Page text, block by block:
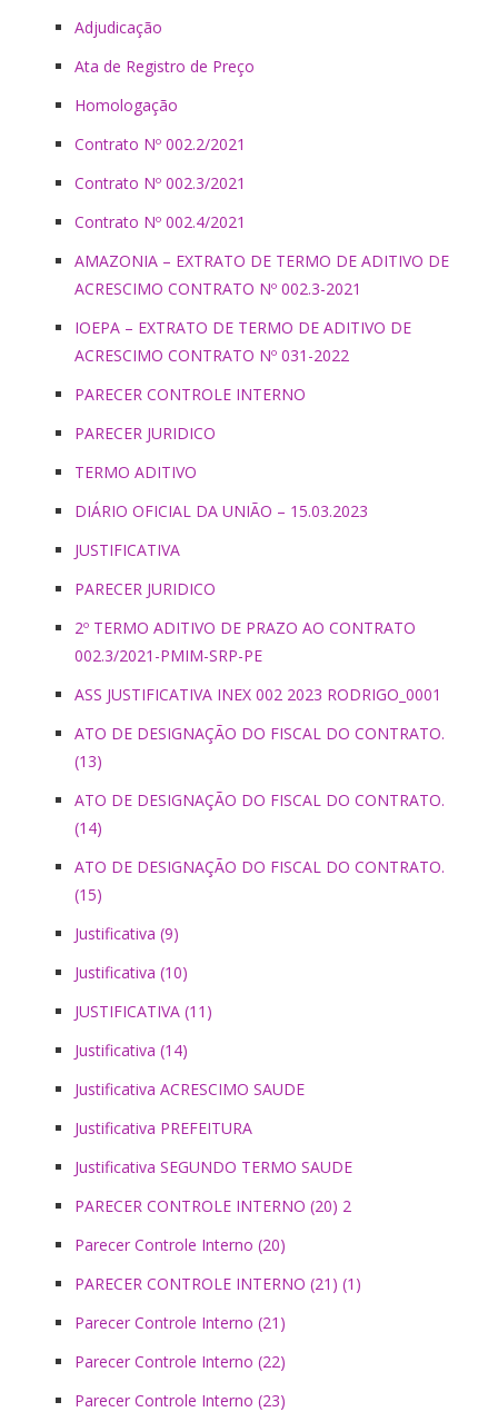
Adjudicação
Ata de Registro de Preço
Homologação
Contrato Nº 002.2/2021
Contrato Nº 002.3/2021
Contrato Nº 002.4/2021
AMAZONIA – EXTRATO DE TERMO DE ADITIVO DE
ACRESCIMO CONTRATO Nº 002.3-2021
IOEPA – EXTRATO DE TERMO DE ADITIVO DE
ACRESCIMO CONTRATO Nº 031-2022
PARECER CONTROLE INTERNO
PARECER JURIDICO
TERMO ADITIVO
DIÁRIO OFICIAL DA UNIÃO – 15.03.2023
JUSTIFICATIVA
PARECER JURIDICO
2º TERMO ADITIVO DE PRAZO AO CONTRATO
002.3/2021-PMIM-SRP-PE
ASS JUSTIFICATIVA INEX 002 2023 RODRIGO_0001
ATO DE DESIGNAÇÃO DO FISCAL DO CONTRATO.
(13)
ATO DE DESIGNAÇÃO DO FISCAL DO CONTRATO.
(14)
ATO DE DESIGNAÇÃO DO FISCAL DO CONTRATO.
(15)
Justificativa (9)
Justificativa (10)
JUSTIFICATIVA (11)
Justificativa (14)
Justificativa ACRESCIMO SAUDE
Justificativa PREFEITURA
Justificativa SEGUNDO TERMO SAUDE
PARECER CONTROLE INTERNO (20) 2
Parecer Controle Interno (20)
PARECER CONTROLE INTERNO (21) (1)
Parecer Controle Interno (21)
Parecer Controle Interno (22)
Parecer Controle Interno (23)